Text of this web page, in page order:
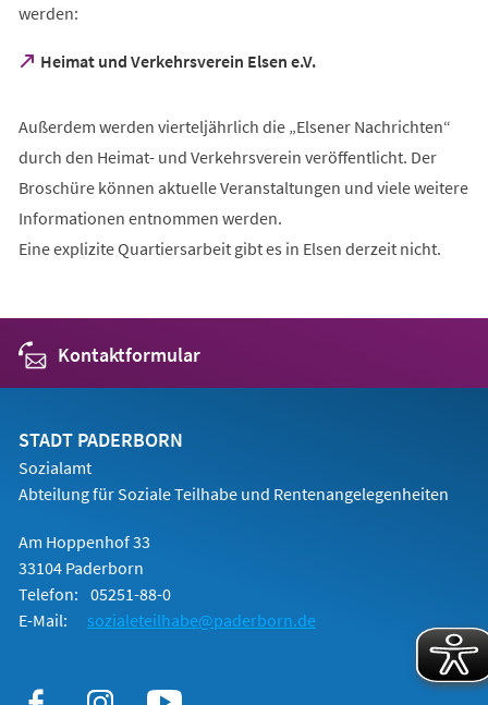
werden:
Heimat und Verkehrsverein Elsen e.V.
(Öffnet
neuen
Tab)
Außerdem werden vierteljährlich die „Elsener Nachrichten“
durch den Heimat- und Verkehrsverein veröffentlicht. Der
Broschüre können aktuelle Veranstaltungen und viele weitere
Informationen entnommen werden.
Eine explizite Quartiersarbeit gibt es in Elsen derzeit nicht.
Kontaktformular
STADT PADERBORN
Sozialamt
Abteilung für Soziale Teilhabe und Rentenangelegenheiten
Am Hoppenhof 33
33104 Paderborn
Telefon: 05251-88-0
E-Mail:
sozialeteilhabe@paderborn.de